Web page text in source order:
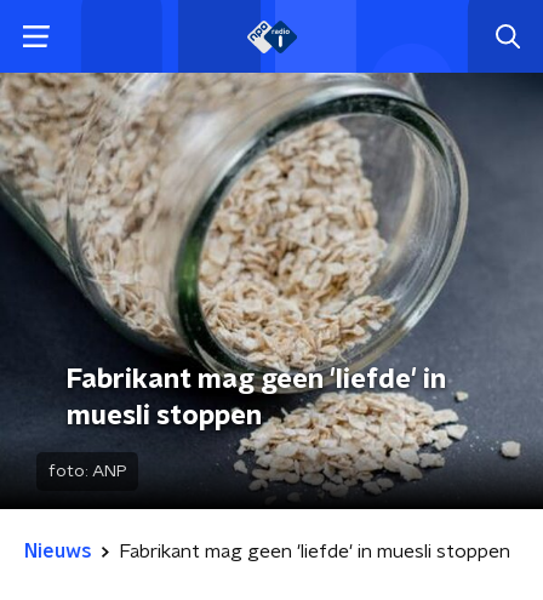
Fabrikant mag geen 'liefde' in
muesli stoppen
foto: ANP
Nieuws Fabrikant mag geen 'liefde' in muesli stoppen